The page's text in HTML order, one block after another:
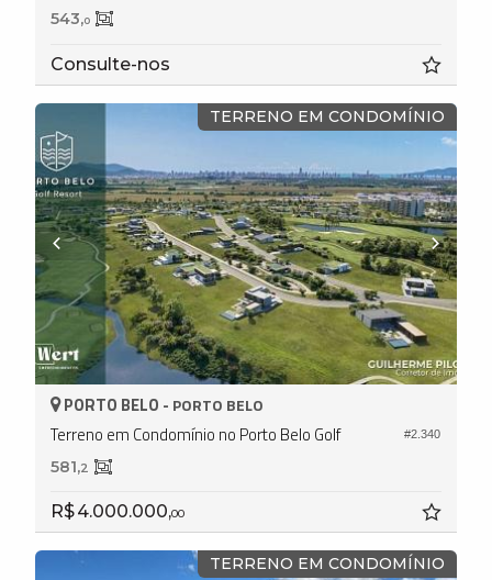
543,0
Consulte-nos
TERRENO EM CONDOMÍNIO
#2.340
PORTO BELO - PORTO BELO
Terreno em Condomínio no Porto Belo Golf
581,2
R$ 4.000.000,00
TERRENO EM CONDOMÍNIO